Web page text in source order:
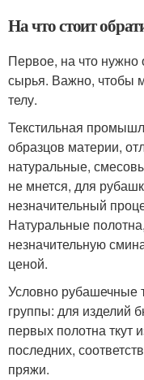
На что стоит
Первое, на что нужно
сырья. Важно, чтобы
телу.
Текстильная
образцов материи,
натуральные,
не мнется, для
незначительный
Натуральные
незначительную
ценой.
Условно рубашечные
группы: для изделий
первых полотна ткут
последних,
пряжи.